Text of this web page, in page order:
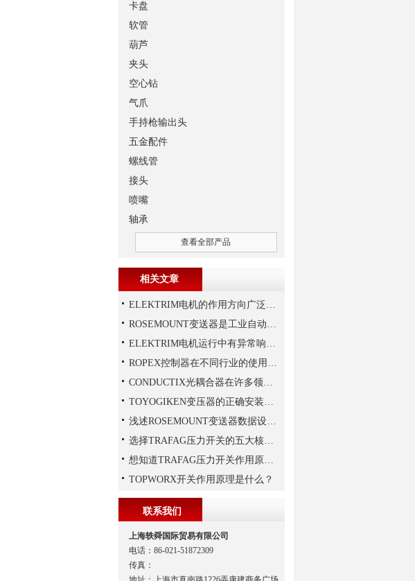
卡盘
软管
葫芦
夹头
空心钻
气爪
手持枪输出头
五金配件
螺线管
接头
喷嘴
轴承
查看全部产品
相关文章
ELEKTRIM电机的作用方向广泛且多元化
ROSEMOUNT变送器是工业自动化领域中的重要组成部分
ELEKTRIM电机运行中有异常响声是什么原因？
ROPEX控制器在不同行业的使用规范
CONDUCTIX光耦合器在许多领域都得到了广泛的应用
TOYOGIKEN变压器的正确安装方式
浅述ROSEMOUNT变送器数据设置步骤
选择TRAFAG压力开关的五大核心理由
想知道TRAFAG压力开关作用原理，那就看本文
TOPWORX开关作用原理是什么？
联系我们
上海轶舜国际贸易有限公司
电话：86-021-51872309
传真：